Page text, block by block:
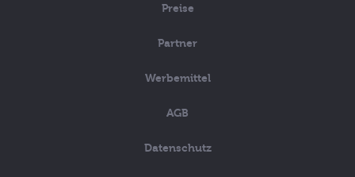
Preise
Partner
Werbemittel
AGB
Datenschutz